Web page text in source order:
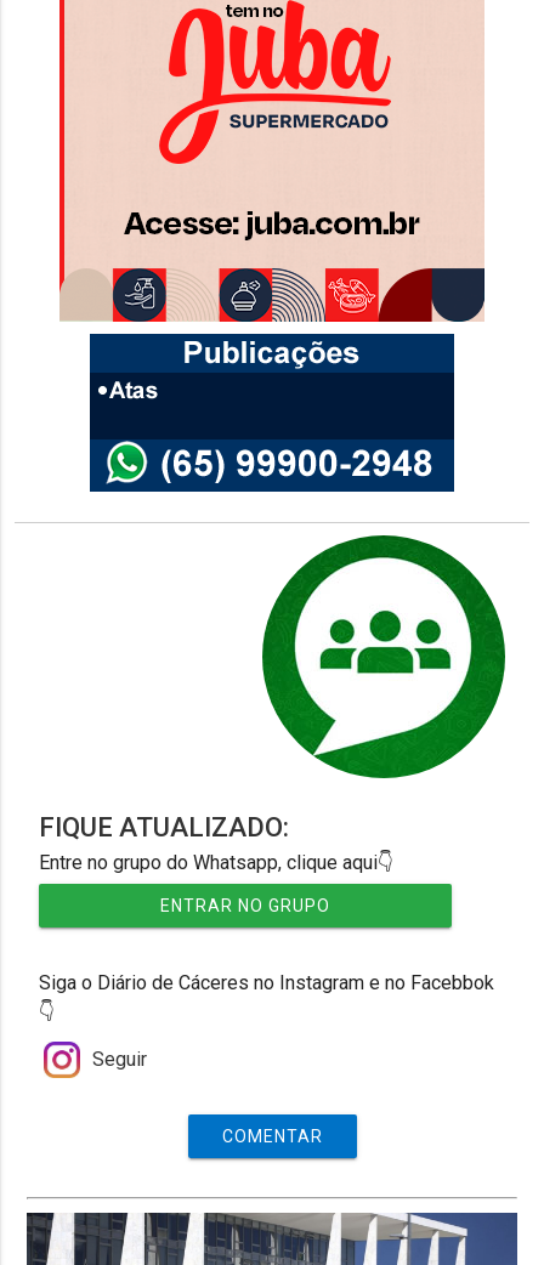
FIQUE ATUALIZADO:
Entre no grupo do Whatsapp, clique aqui👇
ENTRAR NO GRUPO
Siga o Diário de Cáceres no Instagram e no Facebbok
👇
Seguir
COMENTAR